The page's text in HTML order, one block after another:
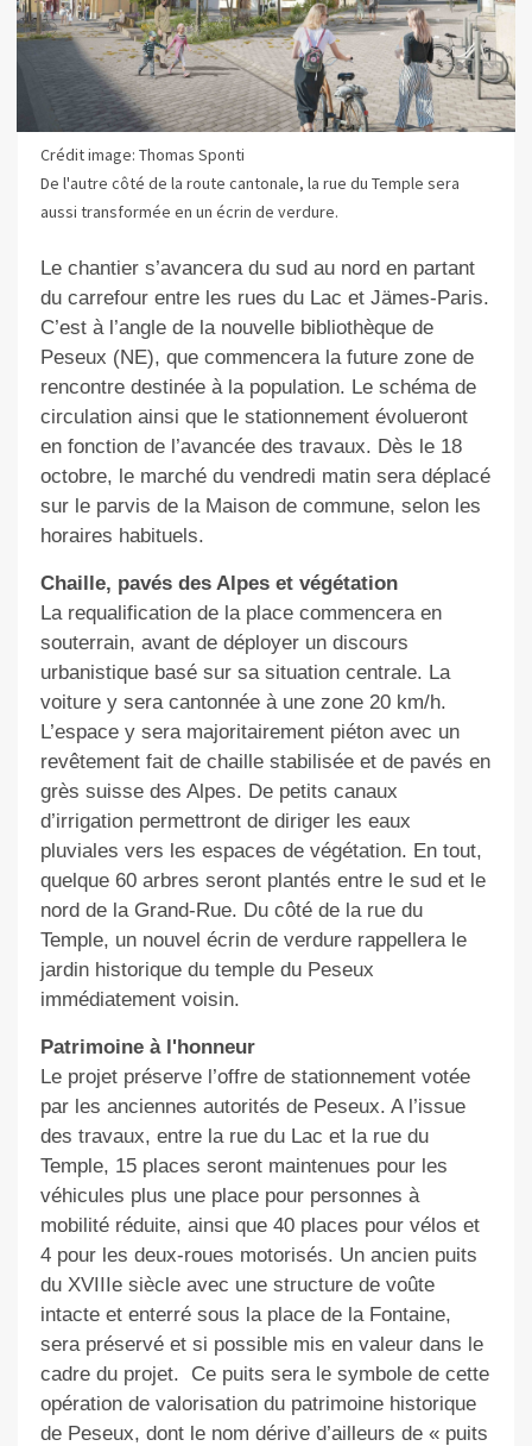
Crédit image: Thomas Sponti
De l'autre côté de la route cantonale, la rue du Temple sera
aussi transformée en un écrin de verdure.
Le chantier s’avancera du sud au nord en partant
du carrefour entre les rues du Lac et Jämes-Paris.
C’est à l’angle de la nouvelle bibliothèque de
Peseux (NE), que commencera la future zone de
rencontre destinée à la population. Le schéma de
circulation ainsi que le stationnement évolueront
en fonction de l’avancée des travaux. Dès le 18
octobre, le marché du vendredi matin sera déplacé
sur le parvis de la Maison de commune, selon les
horaires habituels.
Chaille, pavés des Alpes et végétation
La requalification de la place commencera en
souterrain, avant de déployer un discours
urbanistique basé sur sa situation centrale. La
voiture y sera cantonnée à une zone 20 km/h.
L’espace y sera majoritairement piéton avec un
revêtement fait de chaille stabilisée et de pavés en
grès suisse des Alpes. De petits canaux
d’irrigation permettront de diriger les eaux
pluviales vers les espaces de végétation. En tout,
quelque 60 arbres seront plantés entre le sud et le
nord de la Grand-Rue. Du côté de la rue du
Temple, un nouvel écrin de verdure rappellera le
jardin historique du temple du Peseux
immédiatement voisin.
Patrimoine à l'honneur
Le projet préserve l’offre de stationnement votée
par les anciennes autorités de Peseux. A l’issue
des travaux, entre la rue du Lac et la rue du
Temple, 15 places seront maintenues pour les
véhicules plus une place pour personnes à
mobilité réduite, ainsi que 40 places pour vélos et
4 pour les deux-roues motorisés. Un ancien puits
du XVIIIe siècle avec une structure de voûte
intacte et enterré sous la place de la Fontaine,
sera préservé et si possible mis en valeur dans le
cadre du projet.
Ce puits sera le symbole de cette
opération de valorisation du patrimoine historique
de Peseux, dont le nom dérive d’ailleurs de « puits